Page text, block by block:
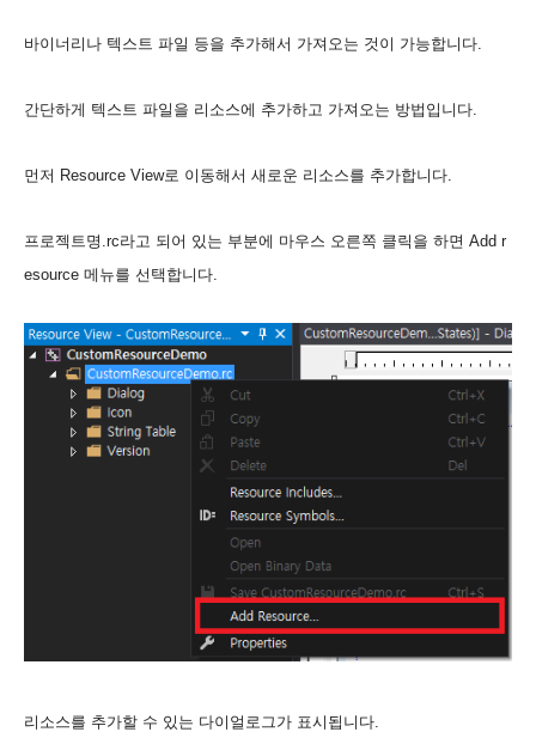
바이너리나 텍스트 파일 등을 추가해서 가져오는 것이 가능합니다.
간단하게 텍스트 파일을 리소스에 추가하고 가져오는 방법입니다.
먼저 Resource View로 이동해서 새로운 리소스를 추가합니다.
프로젝트명.rc라고 되어 있는 부분에 마우스 오른쪽 클릭을 하면 Add r
esource 메뉴를 선택합니다.
리소스를 추가할 수 있는 다이얼로그가 표시됩니다.